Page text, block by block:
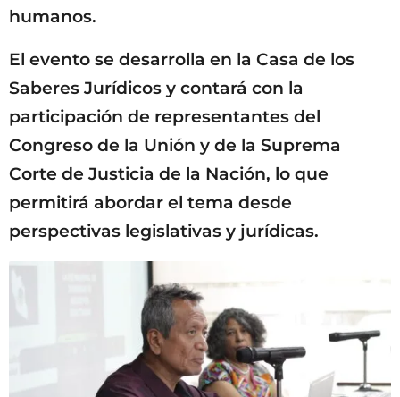
humanos.
El evento se desarrolla en la Casa de los
Saberes Jurídicos y contará con la
participación de representantes del
Congreso de la Unión y de la Suprema
Corte de Justicia de la Nación, lo que
permitirá abordar el tema desde
perspectivas legislativas y jurídicas.